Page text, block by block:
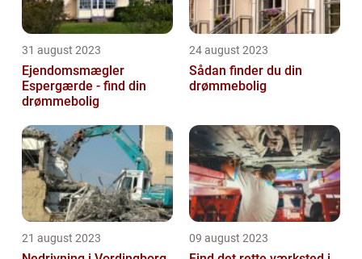
31 august 2023
Ejendomsmægler
Espergærde - find din
drømmebolig
24 august 2023
Sådan finder du din
drømmebolig
21 august 2023 09 august 2023